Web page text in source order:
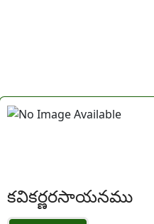
కవికర్ణరసాయనము